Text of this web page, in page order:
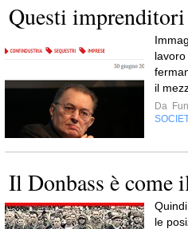
Questi imprenditori
il
Da
Il Donbass è come
le